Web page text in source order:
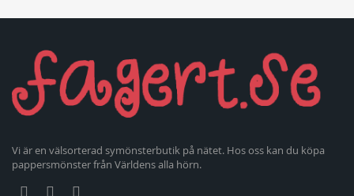
Vi är en välsorterad symönsterbutik på nätet. Hos oss kan du köpa
pappersmönster från Världens alla hörn.